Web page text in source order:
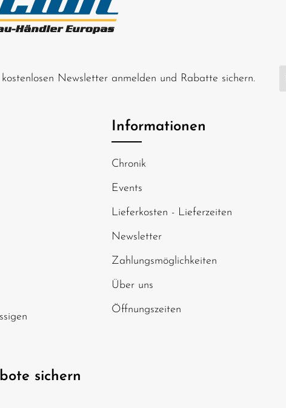
Newsletter anmelden und Rabatte sichern.
sichern
Informationen
Chronik
Events
Lieferkosten - Lieferzeiten
Newsletter
Zahlungsmöglichkeiten
Über uns
Öffnungszeiten